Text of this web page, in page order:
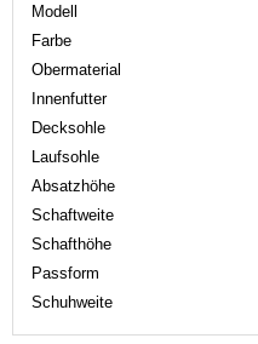
Modell
Farbe
Obermaterial
Innenfutter
Decksohle
Laufsohle
Absatzhöhe
Schaftweite
Schafthöhe
Passform
Schuhweite